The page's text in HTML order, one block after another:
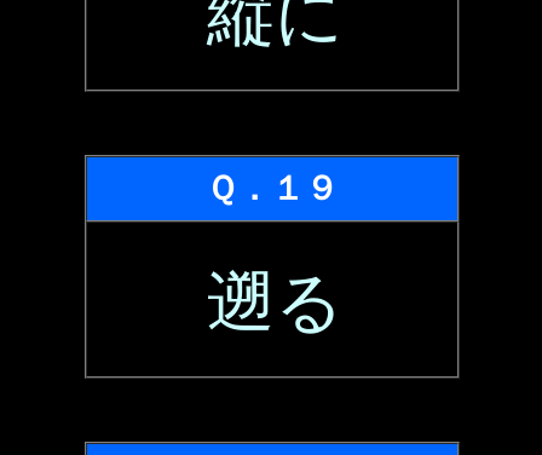
縦に
Ｑ．１９
遡る